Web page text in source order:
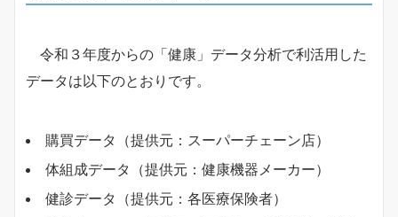
令和３年度からの「健康」データ分析で利活用した
データは以下のとおりです。
購買データ（提供元：スーパーチェーン店）
体組成データ（提供元：健康機器メーカー）
健診データ（提供元：各医療保険者）